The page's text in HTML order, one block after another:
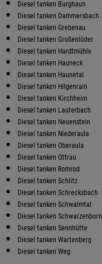
Diesel tanken Burghaun
Diesel tanken Dammersbach
Diesel tanken Grebenau
Diesel tanken Großenlüder
Diesel tanken Hardtmühle
Diesel tanken Hauneck
Diesel tanken Haunetal
Diesel tanken Hilgenrain
Diesel tanken Kirchheim
Diesel tanken Lauterbach
Diesel tanken Neuenstein
Diesel tanken Niederaula
Diesel tanken Oberaula
Diesel tanken Ottrau
Diesel tanken Romrod
Diesel tanken Schlitz
Diesel tanken Schrecksbach
Diesel tanken Schwalmtal
Diesel tanken Schwarzenborn
Diesel tanken Sennhütte
Diesel tanken Wartenberg
Diesel tanken Weg